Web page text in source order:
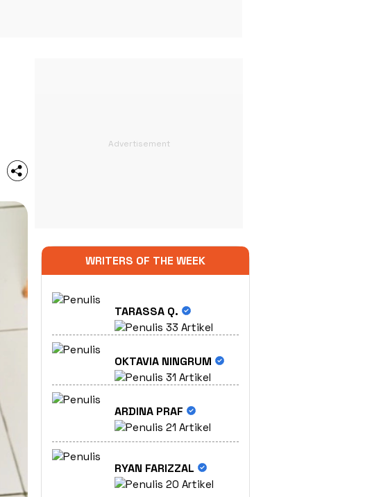
WRITERS OF THE WEEK
TARASSA Q.
33 Artikel
OKTAVIA NINGRUM
31 Artikel
ARDINA PRAF
21 Artikel
RYAN FARIZZAL
20 Artikel